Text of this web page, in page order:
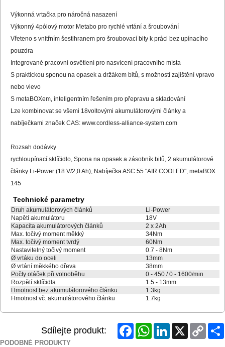
Výkonná vrtačka pro náročná nasazení
Výkonný 4pólový motor Metabo pro rychlé vrtání a šroubování
Vřeteno s vnitřním šestihranem pro šroubovací bity k práci bez upínacího
pouzdra
Integrované pracovní osvětlení pro nasvícení pracovního místa
S praktickou sponou na opasek a držákem bitů, s možností zajištění vpravo
nebo vlevo
S metaBOXem, inteligentním řešením pro přepravu a skladování
Lze kombinovat se všemi 18voltovými akumulátorovými články a
nabíječkami značek CAS: www.cordless-alliance-system.com
Rozsah dodávky
rychloupínací sklíčidlo, Spona na opasek a zásobník bitů, 2 akumulátorové
články Li-Power (18 V/2,0 Ah), Nabíječka ASC 55 "AIR COOLED", metaBOX
145
Technické parametry
Druh akumulátorových článků
Li-Power
Napětí akumulátoru
18V
Kapacita akumulátorových článků
2 x 2Ah
Max. točivý moment měkký
34Nm
Max. točivý moment tvrdý
60Nm
Nastavitelný točivý moment
0.7 - 8Nm
Ø vrtáku do oceli
13mm
Ø vrtání měkkého dřeva
38mm
Počty otáček při volnoběhu
0 - 450 / 0 - 1600/min
Rozpětí sklíčidla
1.5 - 13mm
Hmotnost bez akumulátorového článku
1.3kg
Hmotnost vč. akumulátorového článku
1.7kg
Sdílejte produkt: FacebookWhatsAppLinkedInX
Copy
Link
PODOBNÉ PRODUKTY